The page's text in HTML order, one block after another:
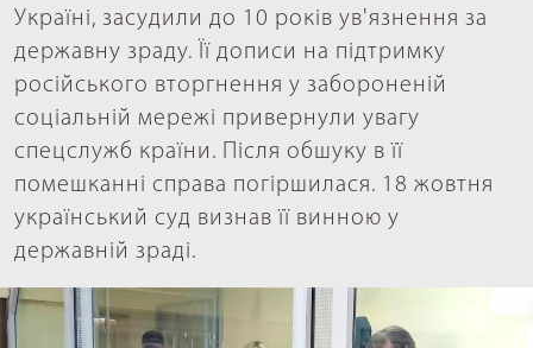
Україні, засудили до 10 років ув'язнення за
державну зраду. Її дописи на підтримку
російського вторгнення у забороненій
соціальній мережі привернули увагу
спецслужб країни. Після обшуку в її
помешканні справа погіршилася. 18 жовтня
український суд визнав її винною у
державній зраді.